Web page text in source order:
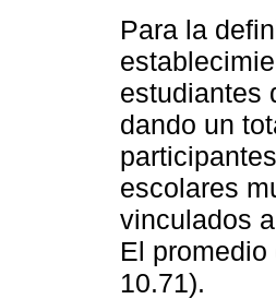
Para la
estudiantes
dando un
escolares
vinculados
El
10.71).